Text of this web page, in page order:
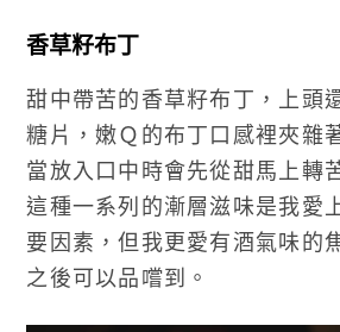
香草籽布丁
甜中帶苦的香草籽布丁，上頭
糖片，嫩Ｑ的布丁口感裡夾雜
當放入口中時會先從甜馬上轉
這種一系列的漸層滋味是我愛
要因素，但我更愛有酒氣味的
之後可以品嚐到。